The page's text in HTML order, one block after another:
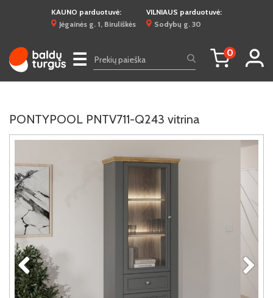
KAUNO parduotuvė:
Jėgainės g. 1, Biruliškės
VILNIAUS parduotuvė:
Sodybų g. 30
☰ 0
PONTYPOOL PNTV711-Q243 vitrina